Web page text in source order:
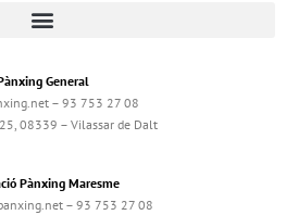
General
– 93 753 27 08
08339 – Vilassar de Dalt
Pànxing Maresme
– 93 753 27 08